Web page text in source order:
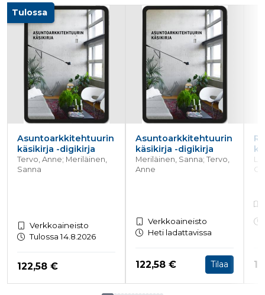
Tuoteluettelon alku
Tulossa
Asuntoarkkitehtuurin
käsikirja -digikirja
Tervo, Anne; Meriläinen,
Sanna
Verkkoaineisto
Tulossa 14.8.2026
Hinta nyt
122,58 €
Asuntoarkkitehtuurin
käsikirja -digikirja
Meriläinen, Sanna; Tervo,
Anne
Verkkoaineisto
Heti ladattavissa
Hinta nyt
122,58 € Tilaa